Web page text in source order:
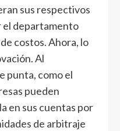
sus respectivos
el departamento
costos. Ahora, lo
Al
punta, como el
pueden
en sus cuentas por
de arbitraje